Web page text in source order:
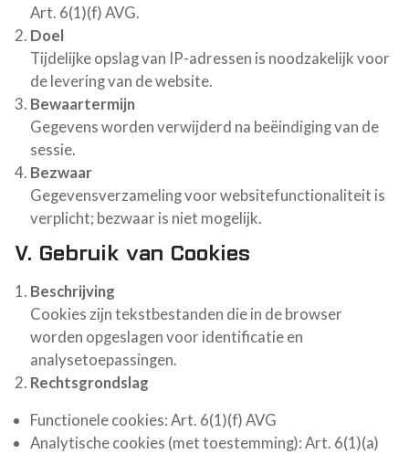
Art. 6(1)(f) AVG.
Doel
Tijdelijke opslag van IP-adressen is noodzakelijk voor
de levering van de website.
Bewaartermijn
Gegevens worden verwijderd na beëindiging van de
sessie.
Bezwaar
Gegevensverzameling voor websitefunctionaliteit is
verplicht; bezwaar is niet mogelijk.
V. Gebruik van Cookies
Beschrijving
Cookies zijn tekstbestanden die in de browser
worden opgeslagen voor identificatie en
analysetoepassingen.
Rechtsgrondslag
Functionele cookies: Art. 6(1)(f) AVG
Analytische cookies (met toestemming): Art. 6(1)(a)